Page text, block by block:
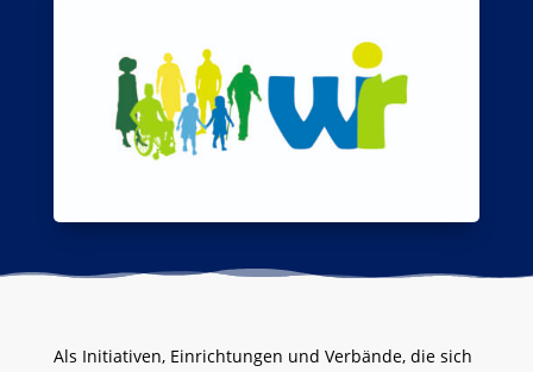
Als Initiativen, Einrichtungen und Verbände, die sich